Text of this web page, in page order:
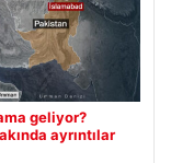
geliyor?
ayrıntılar